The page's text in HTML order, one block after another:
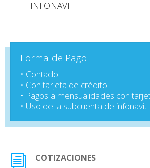
INFONAVIT.
Forma de Pago
• Contado
• Con tarjeta de crédito
• Pagos a mensualidades con
• Uso de la subcuenta de infonavit
COTIZACIONES